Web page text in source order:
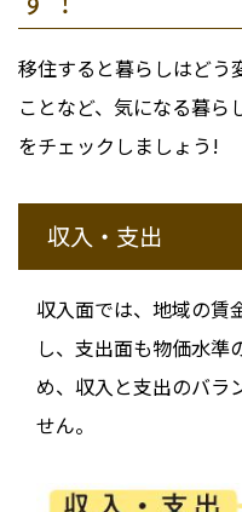
移住すると暮らしはどう
ことなど、気になる暮ら
をチェックしましょう!
収入・支出
収入面では、地域の賃
し、支出面も物価水準
め、収入と支出のバラ
せん。